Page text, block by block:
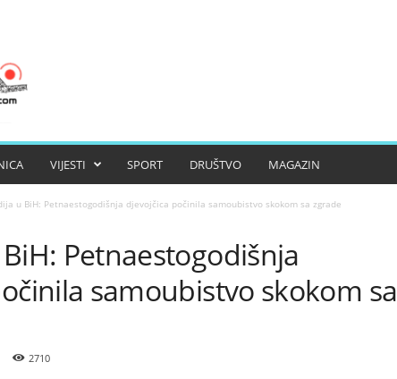
VIJESTI SPORT DRUŠTVO MAGAZIN
u BiH: Petnaestogodišnja djevojčica počinila samoubistvo skokom sa zgrade
Petnaestogodišnja
samoubistvo skokom sa
2710